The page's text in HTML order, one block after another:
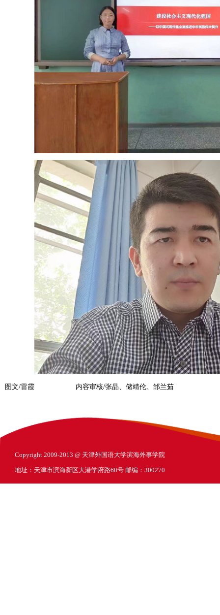
图文/雷霞 内容审核/张晶、储靖伦、邰兰茹
Copyright 2009-2013 @ 天津外国语大学滨海外事学院
地址：天津市滨海新区大港学府路60号 邮编：300270